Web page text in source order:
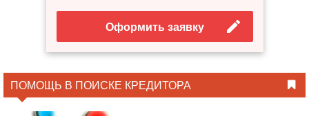
Оформить заявку
ПОМОЩЬ В ПОИСКЕ КРЕДИТОРА